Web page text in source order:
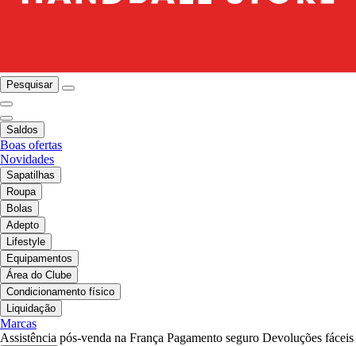
Pesquisar
Saldos
Boas ofertas
Novidades
Sapatilhas
Roupa
Bolas
Adepto
Lifestyle
Equipamentos
Área do Clube
Condicionamento físico
Liquidação
Marcas
Assistência pós-venda na França Pagamento seguro Devoluções fáceis